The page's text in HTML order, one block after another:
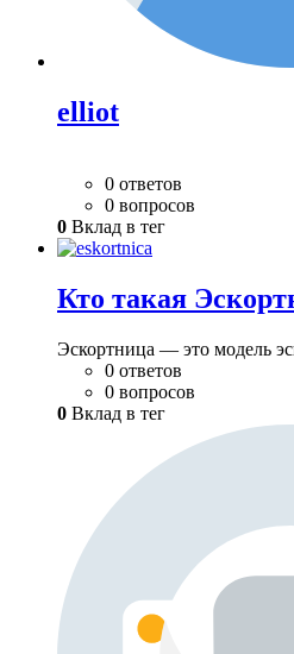
elliot
0 ответов
0 вопросов
0 Вклад в тег
Кто такая
Эскортница — это модель
0 ответов
0 вопросов
0 Вклад в тег